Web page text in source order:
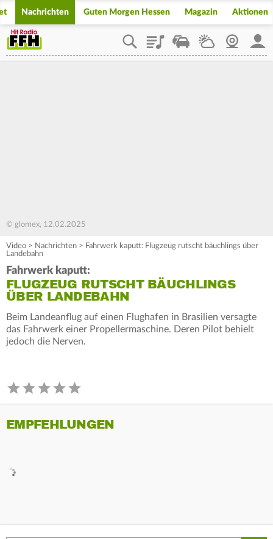
Nachrichten Guten Morgen Hessen Magazin Aktionen
PlaylistStaupilotWetterWebcam
© glomex, 12.02.2025
Video > Nachrichten > Fahrwerk kaputt: Flugzeug rutscht bäuchlings über
Landebahn
Fahrwerk kaputt:
FLUGZEUG RUTSCHT BÄUCHLINGS
ÜBER LANDEBAHN
Beim Landeanflug auf einen Flughafen in Brasilien versagte
das Fahrwerk einer Propellermaschine. Deren Pilot behielt
jedoch die Nerven.
EMPFEHLUNGEN